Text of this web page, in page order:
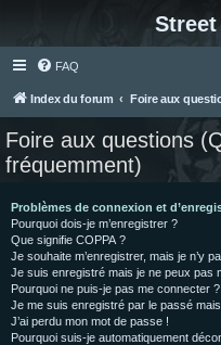
FAQ
Index du forum Foire aux
Foire aux questions
fréquemment)
Problèmes de connexion et
Pourquoi dois-je m’enregistrer ?
Que signifie COPPA ?
Je souhaite m’enregistrer, mais je n’y
Je suis enregistré mais je ne peux pas
Pourquoi ne puis-je pas me connecter ?
Je me suis enregistré par le passé
J’ai perdu mon mot de passe !
Pourquoi suis-je automatiquement